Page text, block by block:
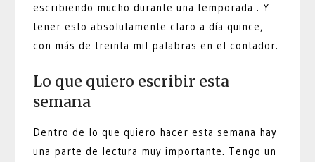
escribiendo mucho durante una temporada . Y
tener esto absolutamente claro a día quince,
con más de treinta mil palabras en el contador.
Lo que quiero escribir esta
semana
Dentro de lo que quiero hacer esta semana hay
una parte de lectura muy importante. Tengo un